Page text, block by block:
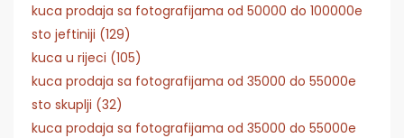
kuca prodaja sa fotografijama od 50000 do 100000e
sto jeftiniji (129)
kuca u rijeci (105)
kuca prodaja sa fotografijama od 35000 do 55000e
sto skuplji (32)
kuca prodaja sa fotografijama od 35000 do 55000e